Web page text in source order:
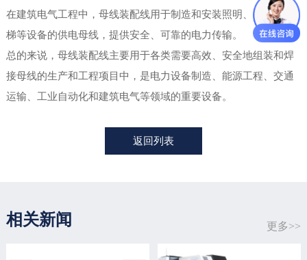
在建筑电气工程中，母线装配线用于制造和安装照明、空调、电
梯等设备的供电母线，提供安全、可靠的电力传输。
总的来说，母线装配线主要用于各类需要高效、安全地组装和焊
接母线的生产和工程项目中，是电力设备制造、能源工程、交通
运输、工业自动化和建筑电气等领域的重要设备。
返回列表
更多>>
相关新闻